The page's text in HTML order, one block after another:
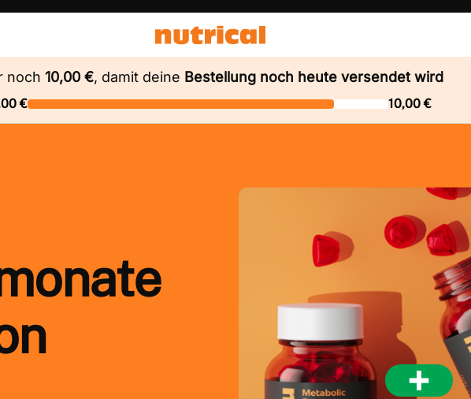
noch 10,00 €, damit deine Bestellung noch heute versendet wird
€ 10,00 €